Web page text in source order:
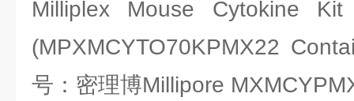
Milliplex Mouse Cytokine
(MPXMCYTO70KPMX22
号：密理博Millipore